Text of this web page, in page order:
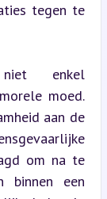
tegen te
niet enkel
moed.
aan de
om na te
binnen een